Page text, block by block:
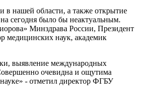
в нашей области, а также открытие
сегодня было бы неактуальным.
Минздрава России, Президент
медицинских наук, академик
выявление международных
очевидна и ощутима
- отметил директор ФГБУ